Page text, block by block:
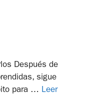
Después de
sigue
para … Leer